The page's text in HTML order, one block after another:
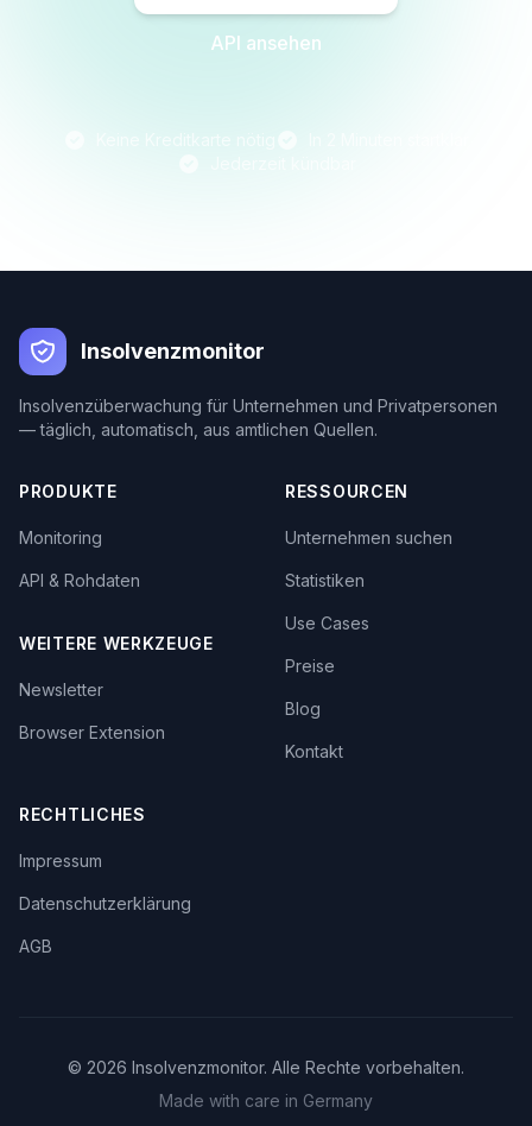
API ansehen
Insolvenzmonitor
Insolvenzüberwachung für Unternehmen und Privatpersonen
— täglich, automatisch, aus amtlichen Quellen.
PRODUKTE
Monitoring
API & Rohdaten
WEITERE WERKZEUGE
Newsletter
Browser Extension
RESSOURCEN
Unternehmen suchen
Statistiken
Use Cases
Preise
Blog
Kontakt
RECHTLICHES
Impressum
Datenschutzerklärung
AGB
© 2026 Insolvenzmonitor. Alle Rechte vorbehalten.
Made with care in Germany